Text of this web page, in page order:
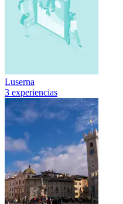
Luserna
3 experiencias